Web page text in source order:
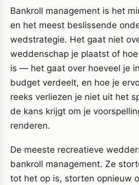
Bankroll management is het
en het meest beslissende
wedstrategie. Het gaat niet
weddenschap je plaatst of
is — het gaat over hoeveel je
budget verdeelt, en hoe je
reeks verliezen je niet uit het
de kans krijgt om je
renderen.
De meeste recreatieve
bankroll management. Ze
tot het op is, storten opnieuw